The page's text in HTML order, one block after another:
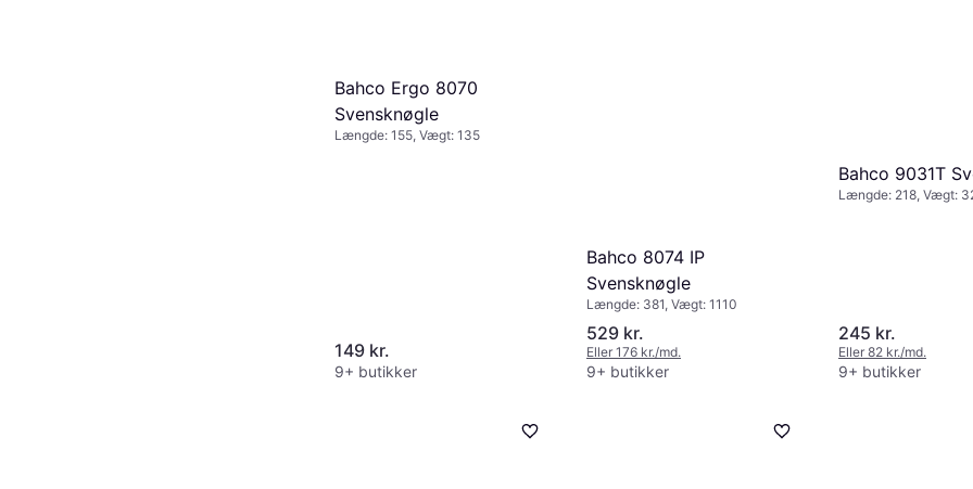
Bahco Ergo 8070
Svensknøgle
Længde: 155, Vægt: 135
149 kr.
9+ butikker
Bahco 8074 IP
Svensknøgle
Længde: 381, Vægt: 1110
529 kr.
Eller 176 kr./md.
9+ butikker
Bahco 9031T
Længde: 218, Vægt:
245 kr.
Eller 82 kr./md.
9+ butikker